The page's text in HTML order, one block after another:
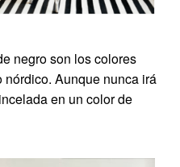
negro son los colores
Aunque nunca irá
en un color de